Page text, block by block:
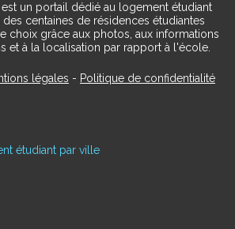
est un portail dédié au logement étudiant
centaines de résidences étudiantes
choix grâce aux photos, aux informations
et à la localisation par rapport à l'école.
légales - Politique de confidentialité
étudiant par ville